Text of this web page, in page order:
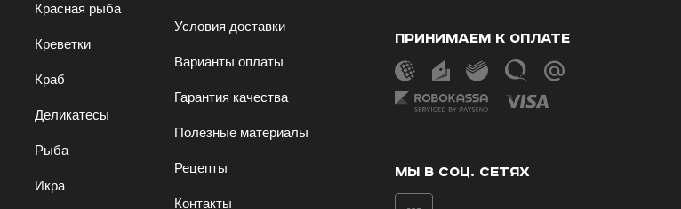
Красная рыба
Креветки
Краб
Деликатесы
Рыба
Икра
Условия доставки
Варианты оплаты
Гарантия качества
Полезные материалы
Рецепты
Контакты
ПРИНИМАЕМ К ОПЛАТЕ
МЫ В СОЦ. СЕТЯХ